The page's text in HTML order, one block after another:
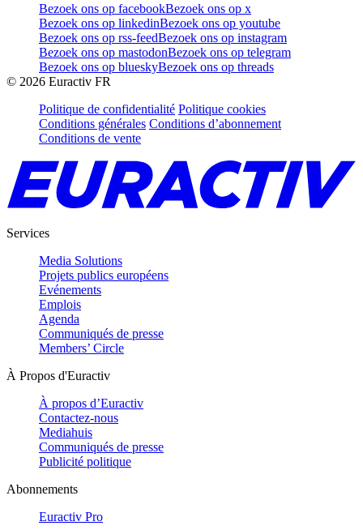
Bezoek ons op facebookBezoek ons op x
Bezoek ons op linkedinBezoek ons op youtube
Bezoek ons op rss-feedBezoek ons op instagram
Bezoek ons op mastodonBezoek ons op telegram
Bezoek ons op blueskyBezoek ons op threads
© 2026 Euractiv FR
Politique de confidentialité Politique cookies
Conditions générales Conditions d’abonnement
Conditions de vente
Services
Media Solutions
Projets publics européens
Evénements
Emplois
Agenda
Communiqués de presse
Members’ Circle
À Propos d'Euractiv
À propos d’Euractiv
Contactez-nous
Mediahuis
Communiqués de presse
Publicité politique
Abonnements
Euractiv Pro